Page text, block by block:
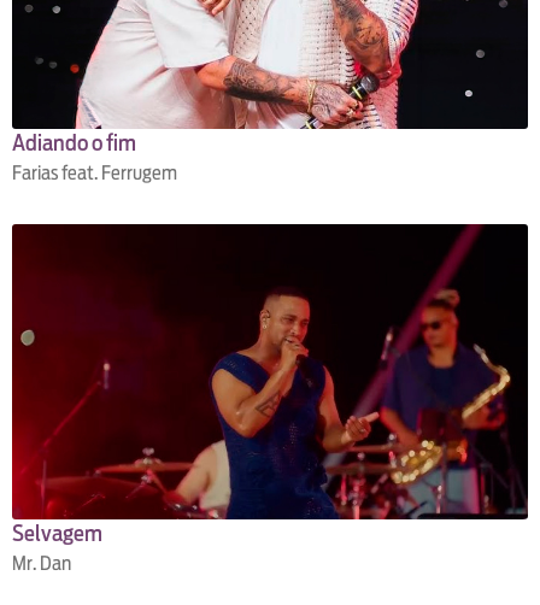
Adiando o fim
Farias feat. Ferrugem
Selvagem
Mr. Dan